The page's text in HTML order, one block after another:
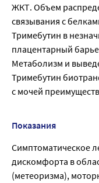
ЖКТ. Объем
связывания с
Тримебутин в
плацентарный
Метаболизм и
Тримебутин
с мочей
Показания
Симптоматическое
дискомфорта в
(метеоризма),